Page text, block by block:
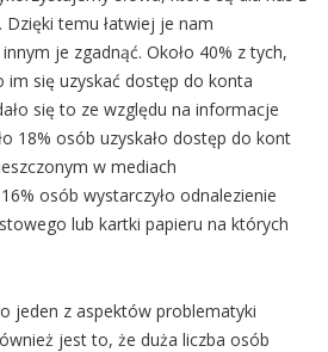
temu łatwiej je nam
je zgadnąć. Około 40% z tych,
im się uzyskać dostęp do konta
się to ze względu na informacje
18% osób uzyskało dostęp do kont
w mediach
osób wystarczyło odnalezienie
lub kartki papieru na których
jeden z aspektów problematyki
jest to, że duża liczba osób